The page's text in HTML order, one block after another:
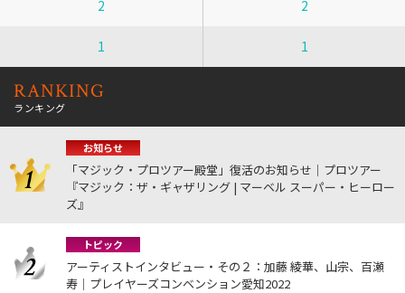
2 2
1 1
RANKING
ランキング
お知らせ
「マジック・プロツアー殿堂」復活のお知らせ｜プロツアー
『マジック：ザ・ギャザリング | マーベル スーパー・ヒーロー
ズ』
トピック
アーティストインタビュー・その２：加藤 綾華、山宗、百瀬
寿｜プレイヤーズコンベンション愛知2022